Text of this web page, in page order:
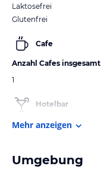
Laktosefrei
Glutenfrei
Cafe
Anzahl Cafes insgesamt
1
Hotelbar
Mehr anzeigen
Umgebung